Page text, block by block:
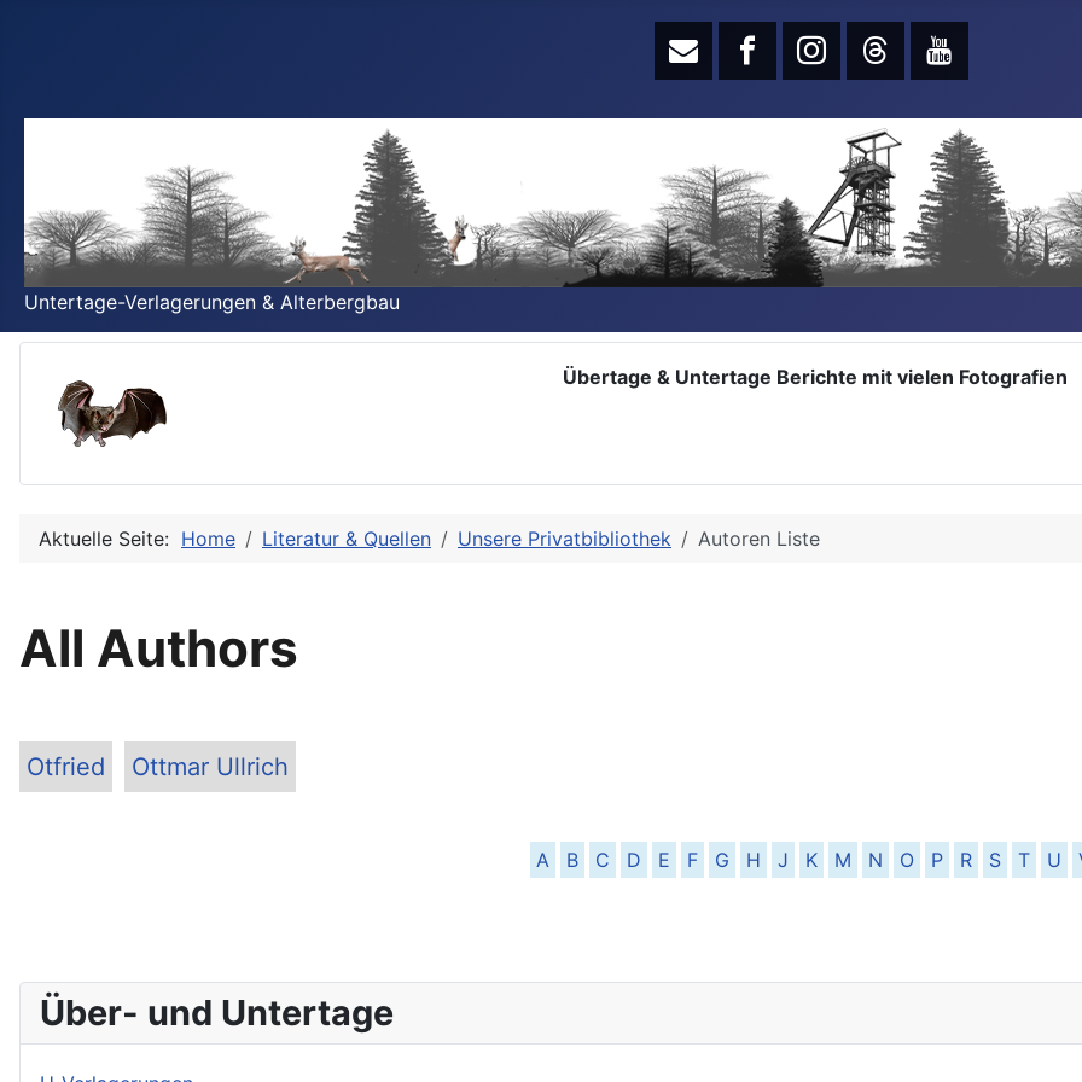
Untertage-Verlagerungen & Alterbergbau
Übertage & Untertage Berichte mit vielen Fotografien
Aktuelle Seite: Home Literatur & Quellen Unsere Privatbibliothek Autoren Liste
All Authors
Otfried Ottmar Ullrich
A B C D E F G H J K M N O P R S T U
Über- und Untertage